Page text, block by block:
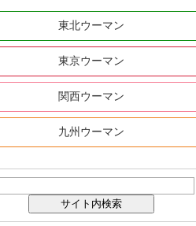
東北ウーマン
東京ウーマン
関西ウーマン
九州ウーマン